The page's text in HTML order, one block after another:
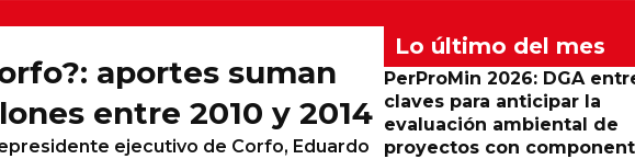
aportes suman
entre 2010 y 2014
ejecutivo de Corfo, Eduardo
Lo último del mes
PerProMin 2026: DGA
claves para anticipar la
evaluación ambiental de
proyectos con